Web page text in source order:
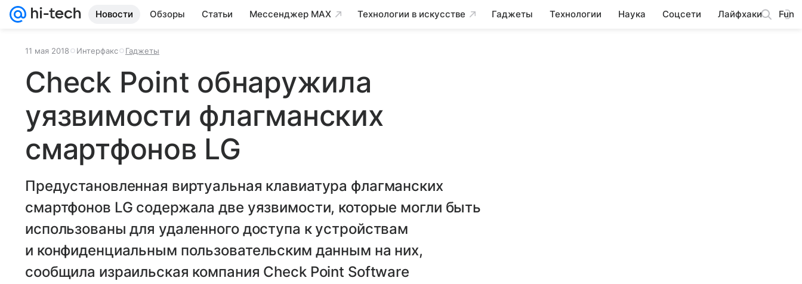
Новости Обзоры Статьи Мессенджер MAX Технологии в искусстве Гаджеты Технологии Наука Соцсети Лайфхаки Fun
11 мая 2018 Интерфакс Гаджеты
Check Point обнаружила
уязвимости флагманских
смартфонов LG
Предустановленная виртуальная клавиатура флагманских
смартфонов LG содержала две уязвимости, которые могли быть
использованы для удаленного доступа к устройствам
и конфиденциальным пользовательским данным на них,
сообщила израильская компания Check Point Software